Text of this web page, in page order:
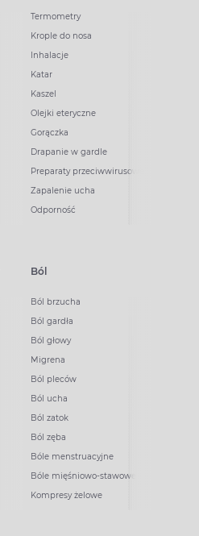
Termometry
Krople do nosa
Inhalacje
Katar
Kaszel
Olejki eteryczne
Gorączka
Drapanie w gardle
Preparaty przeciwwirusowe
Zapalenie ucha
Odporność
Ból
Ból brzucha
Ból gardła
Ból głowy
Migrena
Ból pleców
Ból ucha
Ból zatok
Ból zęba
Bóle menstruacyjne
Bóle mięśniowo-stawowe
Kompresy żelowe